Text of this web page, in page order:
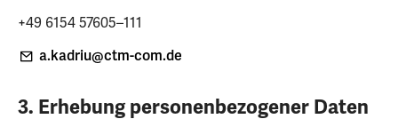
+49 6154 57605–111
a.kadriu@ctm-com.de
3. Erhebung personenbezogener Daten